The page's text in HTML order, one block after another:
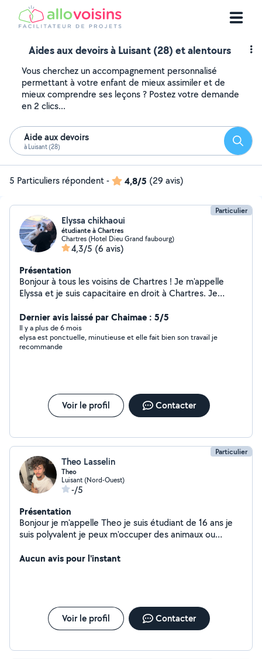
Aides aux devoirs à Luisant (28) et alentours
Vous cherchez un accompagnement personnalisé
permettant à votre enfant de mieux assimiler et de
mieux comprendre ses leçons ? Postez votre demande
en 2 clics...
Aide aux devoirs
à Luisant (28)
5 Particuliers répondent- 4,8/5 (29 avis)
Particulier
Elyssa chikhaoui
étudiante à Chartres
Chartres (Hotel Dieu Grand faubourg)
4,3/5 (6 avis)
Présentation
Bonjour à tous les voisins de Chartres ! Je m'appelle
Elyssa et je suis capacitaire en droit à Chartres. Je
jardinage et diverses autre tâches ! Si vous avez besoin
d'un coup de main dans ces domaines, n'hésitez pas à
me contacter. Je suis motivée, fiable et prête à rendre
service :)
Dernier avis laissé par Chaimae : 5/5
Il y a plus de 6 mois
elysa est ponctuelle, minutieuse et elle fait bien son travail je
recommande
Voir le profil Contacter
Particulier
Theo Lasselin
Theo
Luisant (Nord-Ouest)
-/5
Présentation
Bonjour je m'appelle Theo je suis étudiant de 16 ans je
suis polyvalent je peux m'occuper des animaux ou
Aucun avis pour l'instant
Voir le profil Contacter